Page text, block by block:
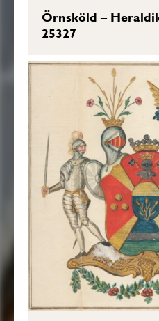
Örnsköld –
25327